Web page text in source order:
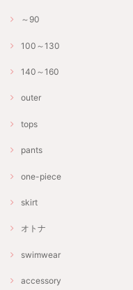
～90
100～130
140～160
outer
tops
pants
one-piece
skirt
オトナ
swimwear
accessory